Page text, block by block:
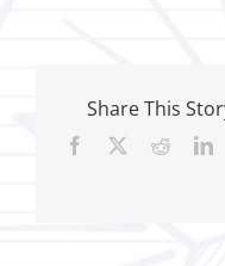
Share This
Facebook Reddit